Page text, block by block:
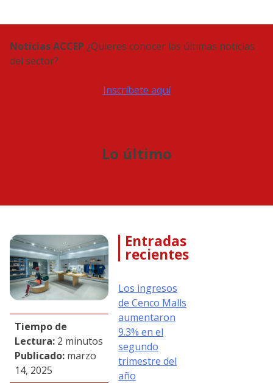
Noticias ACCEP ¿Quieres conocer las últimas noticias
del sector?
Inscríbete aquí
Lo último
Tiempo de
Lectura: 2 minutos
Publicado: marzo
14, 2025
Entradas
recientes
Los ingresos
de Cenco Malls
aumentaron
9.3% en el
segundo
trimestre del
año